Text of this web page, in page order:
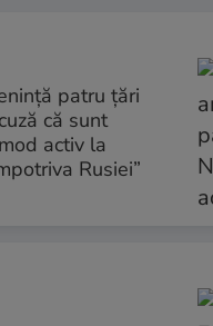
patru țări
că sunt
activ la
Rusiei”